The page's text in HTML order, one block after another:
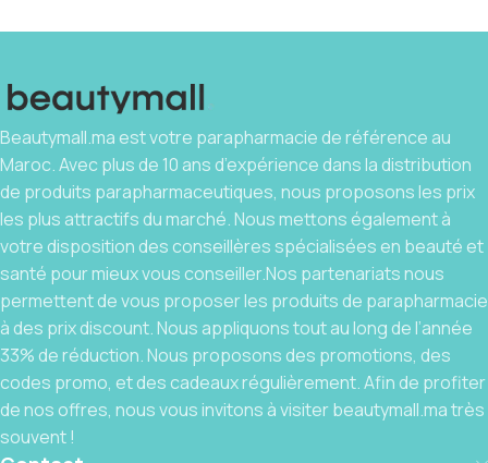
Beautymall.ma est votre parapharmacie de référence au
Maroc. Avec plus de 10 ans d’expérience dans la distribution
de produits parapharmaceutiques, nous proposons les prix
les plus attractifs du marché. Nous mettons également à
votre disposition des conseillères spécialisées en beauté et
santé pour mieux vous conseiller.Nos partenariats nous
permettent de vous proposer les produits de parapharmacie
à des prix discount. Nous appliquons tout au long de l’année
33% de réduction. Nous proposons des promotions, des
codes promo, et des cadeaux régulièrement. Afin de profiter
de nos offres, nous vous invitons à visiter beautymall.ma très
souvent !